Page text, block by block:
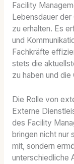
Facility
Lebensdauer
zu erhalten. Es
und
Fachkräfte
stets die
zu haben und
Die Rolle von
Externe
des Facility
bringen nicht nur
mit, sondern
unterschiedliche